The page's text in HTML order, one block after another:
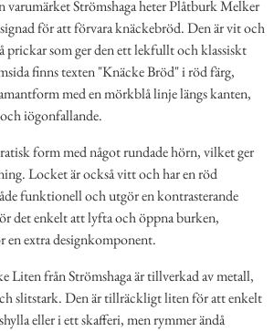
varumärket Strömshaga heter Plåtburk Melker
för att förvara knäckebröd. Den är vit och
prickar som ger den ett lekfullt och klassiskt
finns texten "Knäcke Bröd" i röd färg,
med en mörkblå linje längs kanten,
iögonfallande.
form med något rundade hörn, vilket ger
Locket är också vitt och har en röd
funktionell och utgör en kontrasterande
det enkelt att lyfta och öppna burken,
extra designkomponent.
Liten från Strömshaga är tillverkad av metall,
slitstark. Den är tillräckligt liten för att enkelt
eller i ett skafferi, men rymmer ändå